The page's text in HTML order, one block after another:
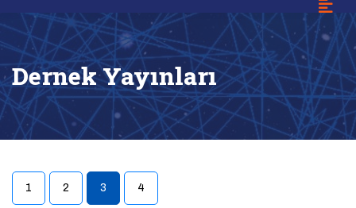
Dernek Yayınları
1 2 3
(current)
4